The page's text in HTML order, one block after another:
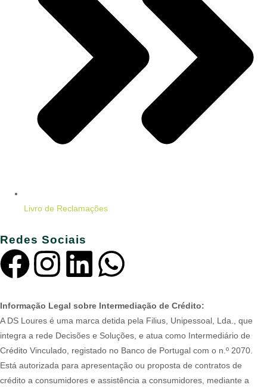
Livro de Reclamações
Redes Sociais
Informação Legal sobre Intermediação de Crédito:
A DS Loures é uma marca detida pela Filius, Unipessoal, Lda., que
integra a rede Decisões e Soluções, e atua como Intermediário de
Crédito Vinculado, registado no Banco de Portugal com o n.º 2070.
Está autorizada para apresentação ou proposta de contratos de
crédito a consumidores e assistência a consumidores, mediante a